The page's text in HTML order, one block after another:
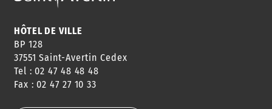
HÔTEL DE VILLE
BP 128
37551 Saint-Avertin Cedex
Tel : 02 47 48 48 48
Fax : 02 47 27 10 33